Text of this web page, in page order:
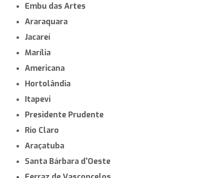
Embu das Artes
Araraquara
Jacareí
Marília
Americana
Hortolândia
Itapevi
Presidente Prudente
Rio Claro
Araçatuba
Santa Bárbara d'Oeste